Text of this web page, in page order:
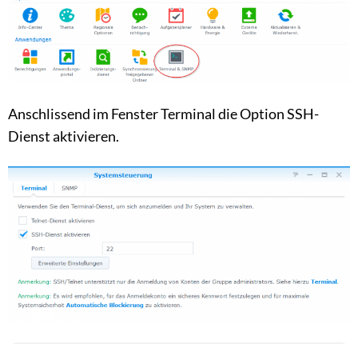
Anschlissend im Fenster Terminal die Option SSH-
Dienst aktivieren.